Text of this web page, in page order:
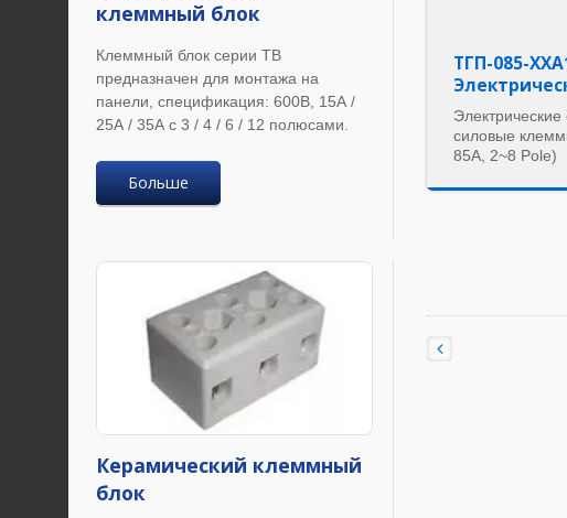
клеммный блок
Клеммный блок серии TB
предназначен для монтажа на
панели, спецификация: 600В, 15А /
25А / 35А с 3 / 4 / 6 / 12 полюсами.
Больше
Керамический клеммный
блок
ТГП-085-
силовые
85A, 2~8 Pole)